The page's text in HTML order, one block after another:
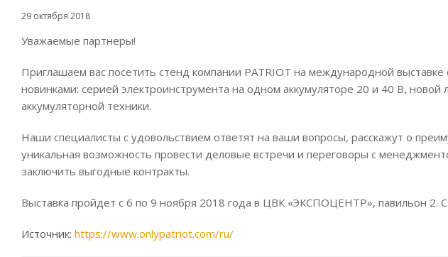
29 октября 2018
Уважаемые партнеры!
Приглашаем вас посетить стенд компании PATRIOT на международной
новинками: серией электроинструмента на одном аккумуляторе 20 и 40 В,
аккумуляторной техники.
Наши специалисты с удовольствием ответят на ваши вопросы, расскажут о
уникальная возможность провести деловые встречи и переговоры с
заключить выгодные контракты.
Выставка пройдет с 6 по 9 ноября 2018 года в ЦВК «ЭКСПОЦЕНТР», павильон 2.
Источник: https://www.onlypatriot.com/ru/